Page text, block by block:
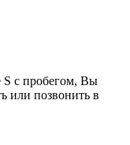
S с пробегом, Вы
или позвонить в